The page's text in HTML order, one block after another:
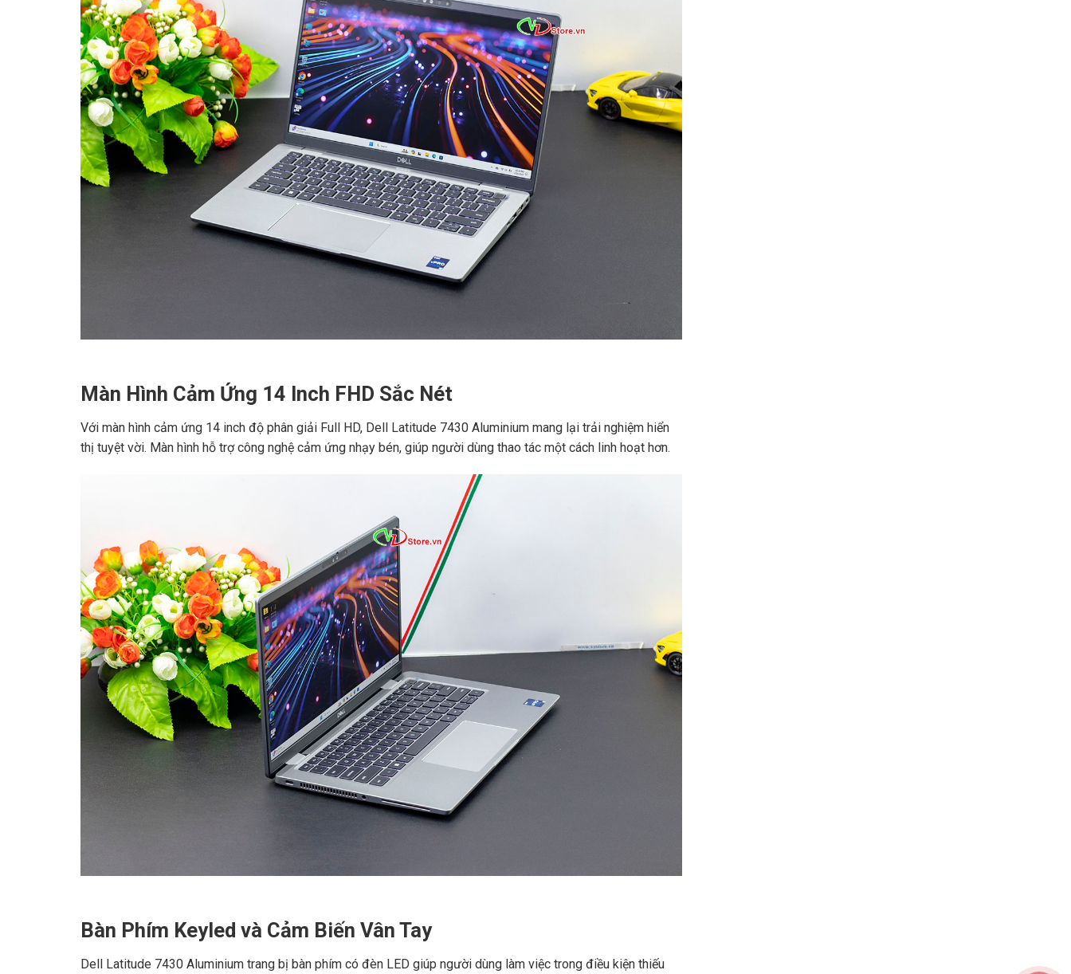
Màn Hình Cảm Ứng 14 Inch FHD Sắc Nét
Với màn hình cảm ứng 14 inch độ phân giải Full HD, Dell Latitude 7430 Aluminium mang lại trải nghiệm hiển
thị tuyệt vời. Màn hình hỗ trợ công nghệ cảm ứng nhạy bén, giúp người dùng thao tác một cách linh hoạt hơn.
Bàn Phím Keyled và Cảm Biến Vân Tay
Dell Latitude 7430 Aluminium trang bị bàn phím có đèn LED giúp người dùng làm việc trong điều kiện thiếu